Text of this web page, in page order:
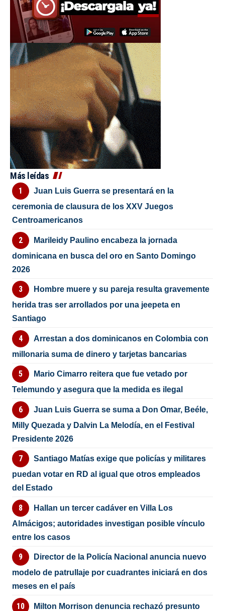
Más leídas
Juan Luis Guerra se presentará en la
ceremonia de clausura de los XXV Juegos
Centroamericanos
Marileidy Paulino encabeza la jornada
dominicana en busca del oro en Santo Domingo
2026
Hombre muere y su pareja resulta gravemente
herida tras ser arrollados por una jeepeta en
Santiago
Arrestan a dos dominicanos en Colombia con
millonaria suma de dinero y tarjetas bancarias
Mario Cimarro reitera que fue vetado por
Telemundo y asegura que la medida es ilegal
Juan Luis Guerra se suma a Don Omar, Beéle,
Milly Quezada y Dalvin La Melodía, en el Festival
Presidente 2026
Santiago Matías exige que policías y militares
puedan votar en RD al igual que otros empleados
del Estado
Hallan un tercer cadáver en Villa Los
Almácigos; autoridades investigan posible vínculo
entre los casos
Director de la Policía Nacional anuncia nuevo
modelo de patrullaje por cuadrantes iniciará en dos
meses en el país
Milton Morrison denuncia rechazó presunto